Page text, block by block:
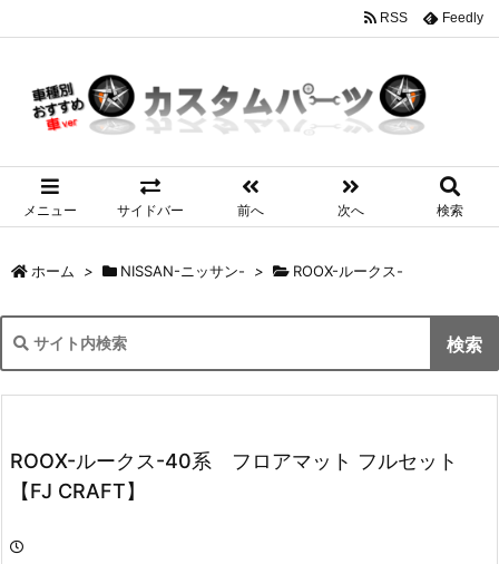
メニュー サイドバー 前へ 次へ 検索
RSS Feedly
ホーム > NISSAN-ニッサン- > ROOX-ルークス-
ROOX-ルークス-40系 フロアマット フルセット
【FJ CRAFT】